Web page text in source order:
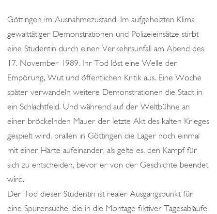
I
R
D
G
U
T
Göttingen im Ausnahmezustand. Im aufgeheizten Klima
gewalttätiger Demonstrationen und Polizeieinsätze stirbt
eine Studentin durch einen Verkehrsunfall am Abend des
17. November 1989. Ihr Tod löst eine Welle der
Empörung, Wut und öffentlichen Kritik aus. Eine Woche
später verwandeln weitere Demonstrationen die Stadt in
ein Schlachtfeld. Und während auf der Weltbühne an
einer bröckelnden Mauer der letzte Akt des kalten Krieges
gespielt wird, prallen in Göttingen die Lager noch einmal
mit einer Härte aufeinander, als gelte es, den Kampf für
sich zu entscheiden, bevor er von der Geschichte beendet
wird.
Der Tod dieser Studentin ist realer Ausgangspunkt für
eine Spurensuche, die in die Montage fiktiver Tagesabläufe